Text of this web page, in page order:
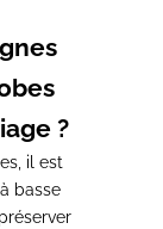
?
il est
basse